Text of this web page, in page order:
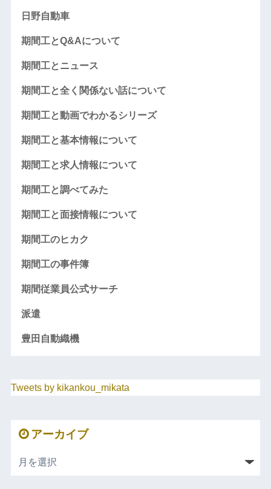
日野自動車
期間工とQ&Aについて
期間工とニュース
期間工と全く関係ない話について
期間工と動画でわかるシリーズ
期間工と基本情報について
期間工と求人情報について
期間工と調べてみた
期間工と面接情報について
期間工のヒカク
期間工の事件簿
期間従業員公式サーチ
派遣
豊田自動織機
Tweets by kikankou_mikata
アーカイブ